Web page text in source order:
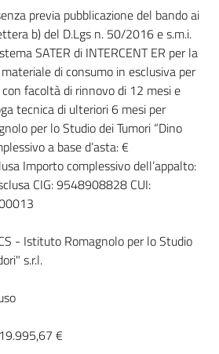
previa pubblicazione del bando ai
b) del D.Lgs n. 50/2016 e s.m.i.
SATER di INTERCENT ER per la
di consumo in esclusiva per
facoltà di rinnovo di 12 mesi e
tecnica di ulteriori 6 mesi per
per lo Studio dei Tumori “Dino
a base d’asta: €
Importo complessivo dell’appalto:
CIG: 9548908828 CUI:
- Istituto Romagnolo per lo Studio
s.r.l.
€